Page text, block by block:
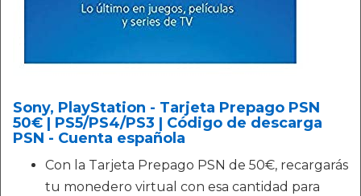
Sony, PlayStation - Tarjeta Prepago PSN
50€ | PS5/PS4/PS3 | Código de descarga
PSN - Cuenta española
Con la Tarjeta Prepago PSN de 50€, recargarás
tu monedero virtual con esa cantidad para